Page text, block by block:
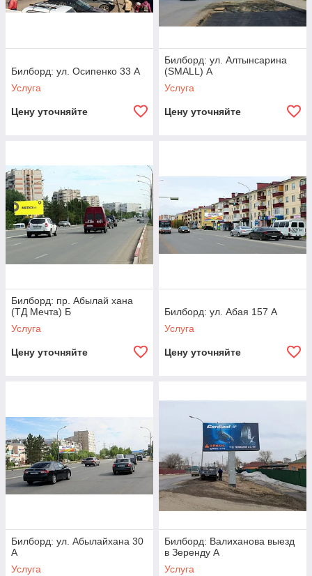
Билборд: ул. Осипенко 33 А
Услуга
Цену уточняйте
Билборд: ул. Алтынсарина
(SMALL) А
Услуга
Цену уточняйте
Билборд: пр. Абылай хана
(ТД Мечта) Б
Услуга
Цену уточняйте
Билборд: ул. Абая 157 А
Услуга
Цену уточняйте
Билборд: ул. Абылайхана 30
А
Услуга
Билборд: Валиханова выезд
в Зеренду А
Услуга